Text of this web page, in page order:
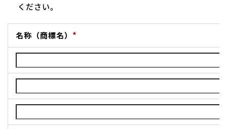
ください。
名称（商標名） *